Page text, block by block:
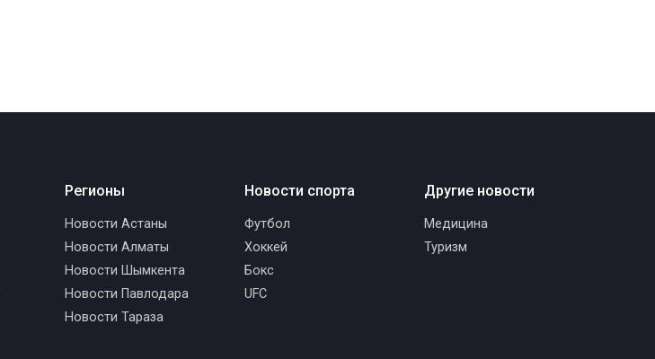
Регионы
Новости Астаны
Новости Алматы
Новости Шымкента
Новости Павлодара
Новости Тараза
Новости спорта
Футбол
Хоккей
Бокс
UFC
Другие новости
Медицина
Туризм